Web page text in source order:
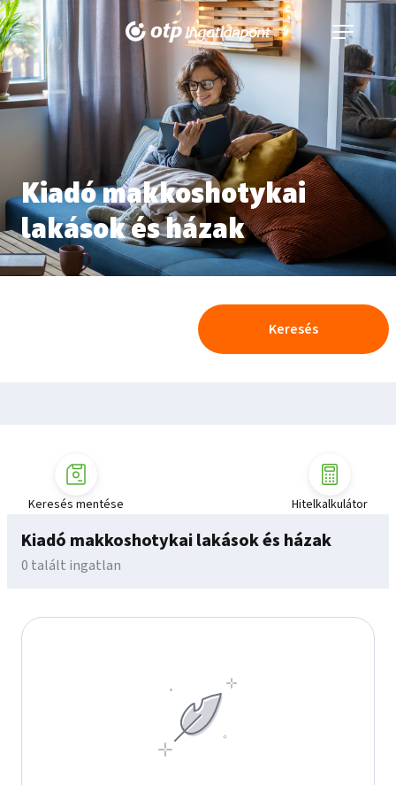
Navigáció
kinyitása
Kiadó makkoshotykai
lakások és házak
Keresés
Kiadó makkoshotykai lakások és házak
0 talált ingatlan
Keresés mentése Hitelkalkulátor